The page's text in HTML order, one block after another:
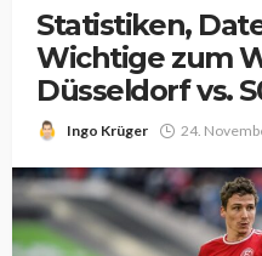
Statistiken,
Wichtige zum
Düsseldorf vs.
Ingo Krüger 24.